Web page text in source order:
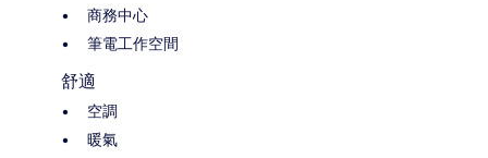
商務中心
筆電工作空間
舒適
空調
暖氣